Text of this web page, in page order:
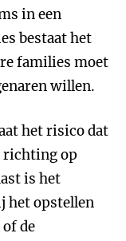
in een
bestaat het
families moet
willen.
het risico dat
richting op
is het
het opstellen
de